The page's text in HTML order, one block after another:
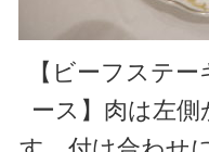
【ビーフステ
ース】肉は左